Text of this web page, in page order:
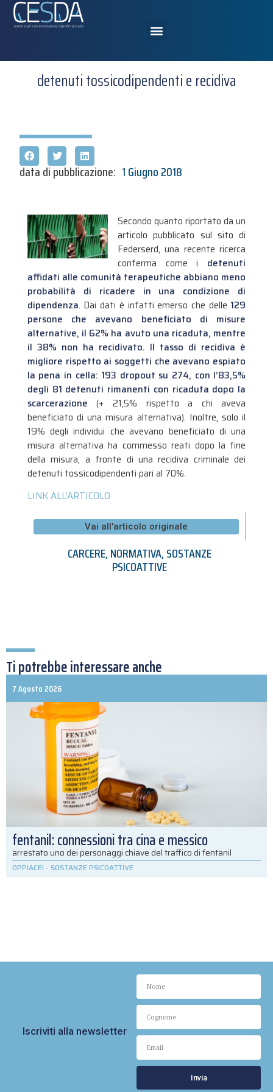
detenuti tossicodipendenti e recidiva
data di pubblicazione: 1 Giugno 2018
Secondo quanto riportato da un
articolo pubblicato sul sito di
Federserd, una recente ricerca
conferma come i detenuti
affidati alle comunità terapeutiche abbiano meno
probabilità di ricadere in una condizione di
dipendenza. Dai dati è infatti emerso che delle 129
persone che avevano beneficiato di misure
alternative, il 62% ha avuto una ricaduta, mentre
il 38% non ha recidivato. Il tasso di recidiva è
migliore rispetto ai soggetti che avevano espiato
la pena in cella: 193 dropout su 274, con l’83,5%
degli 81 detenuti rimanenti con ricaduta dopo la
scarcerazione (+ 21,5% rispetto a chi aveva
beneficiato di una misura alternativa). Inoltre, solo il
19% degli individui che avevano beneficiato di una
misura alternativa ha commesso reati dopo la fine
della misura, a fronte di una recidiva criminale dei
detenuti tossicodipendenti pari al 70%.
LINK ALL’ARTICOLO
Vai all'articolo originale
CARCERE,NORMATIVA,SOSTANZE
PSICOATTIVE
Ti potrebbe interessare anche
7 Agosto 2026
fentanil: connessioni tra cina e messico
arrestato uno dei personaggi chiave del traffico di fentanil
OPPIACEI - SOSTANZE PSICOATTIVE
Iscriviti alla newsletter
Invia